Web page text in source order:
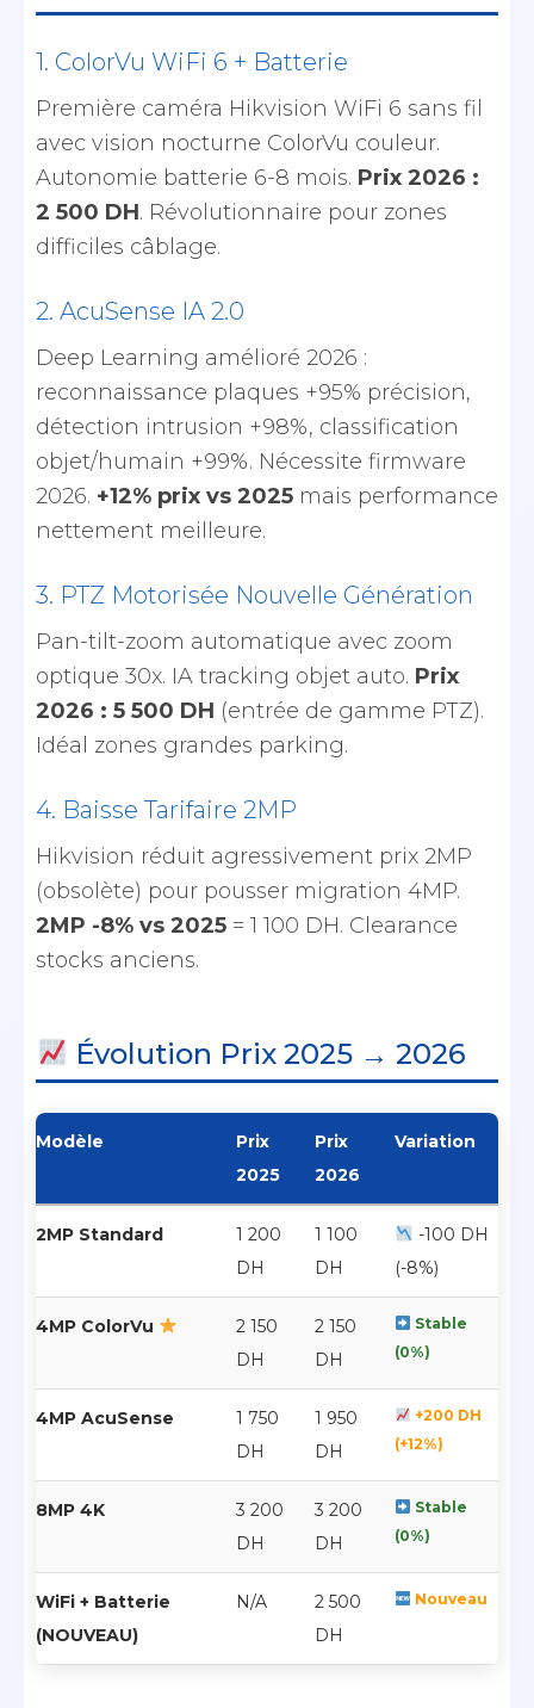
1. ColorVu WiFi 6 + Batterie
Première caméra Hikvision WiFi 6 sans fil
avec vision nocturne ColorVu couleur.
Autonomie batterie 6-8 mois. Prix 2026 :
2 500 DH. Révolutionnaire pour zones
difficiles câblage.
2. AcuSense IA 2.0
Deep Learning amélioré 2026 :
reconnaissance plaques +95% précision,
détection intrusion +98%, classification
objet/humain +99%. Nécessite firmware
2026. +12% prix vs 2025 mais performance
nettement meilleure.
3. PTZ Motorisée Nouvelle Génération
Pan-tilt-zoom automatique avec zoom
optique 30x. IA tracking objet auto. Prix
2026 : 5 500 DH (entrée de gamme PTZ).
Idéal zones grandes parking.
4. Baisse Tarifaire 2MP
Hikvision réduit agressivement prix 2MP
(obsolète) pour pousser migration 4MP.
2MP -8% vs 2025 = 1 100 DH. Clearance
stocks anciens.
Évolution Prix 2025 → 2026
Modèle
Prix
2025
Prix
2026
Variation
2MP Standard
1 200
DH
1 100
DH
-100 DH
(-8%)
4MP ColorVu
2 150
DH
2 150
DH
Stable
(0%)
4MP AcuSense
1 750
DH
1 950
DH
+200 DH
(+12%)
8MP 4K
3 200
DH
3 200
DH
Stable
(0%)
WiFi + Batterie
(NOUVEAU)
N/A
2 500
DH
Nouveau